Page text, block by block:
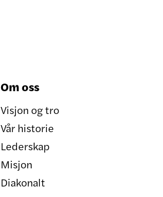
Om oss
Visjon og tro
Vår historie
Lederskap
Misjon
Diakonalt